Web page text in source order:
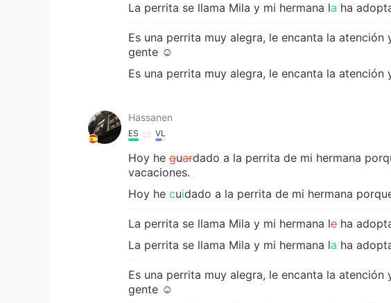
La perrita se llama Mila y mi hermana la ha
Es una perrita muy alegra, le encanta la
gente ☺
Es una perrita muy alegra, le encanta la atención
Hassanen
ES VL
Hoy he guardado a la perrita de mi hermana
vacaciones.
Hoy he cuidado a la perrita de mi hermana
La perrita se llama Mila y mi hermana le ha
La perrita se llama Mila y mi hermana la ha
Es una perrita muy alegra, le encanta la
gente ☺